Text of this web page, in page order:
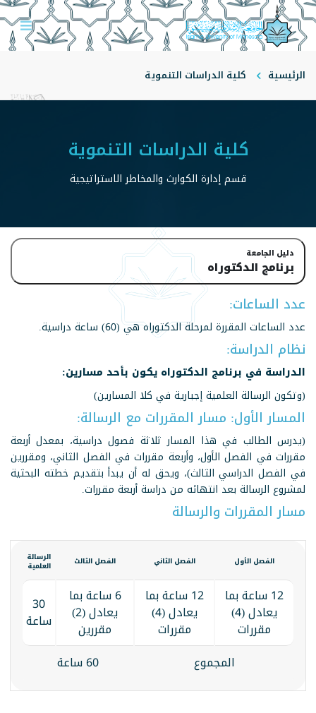
الرئيسية كلية الدراسات التنموية
كلية الدراسات التنموية
قسم إدارة الكوارث والمخاطر الاستراتيجية
دليل الجامعة
برنامج الدكتوراه
عدد الساعات:
عدد الساعات المقررة لمرحلة الدكتوراه هي (60) ساعة دراسية.
نظام الدراسة:
الدراسة في برنامج الدكتوراه يكون بأحد مسارين:
(وتكون الرسالة العلمية إجبارية في كلا المسارين)
المسار الأول: مسار المقررات مع الرسالة:
(يدرس الطالب في هذا المسار ثلاثة فصول دراسية، بمعدل أربعة
مقررات في الفصل الأول، وأربعة مقررات في الفصل الثاني، ومقررين
في الفصل الدراسي الثالث)، ويحق له أن يبدأ بتقديم خطته البحثية
لمشروع الرسالة بعد انتهائه من دراسة أربعة مقررات.
مسار المقررات والرسالة
الفصل الأول الفصل الثاني الفصل الثالث الرسالة
العلمية
12 ساعة بما
يعادل (4)
مقررات
12 ساعة بما
يعادل (4)
مقررات
6 ساعة بما
يعادل (2)
مقررين
30
ساعة
المجموع
60 ساعة